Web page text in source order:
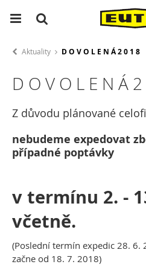
Aktuality D O V O L E N Á 2 0 1 8
D O V O L E N Á
Z důvodu plánované
nebudeme expedovat
případné poptávky
v termínu 2. -
včetně.
(Poslední termín expedic 28. 6.
začne od 18. 7. 2018)